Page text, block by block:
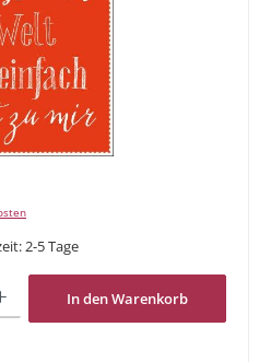
2-5 Tage
Wert ein oder benutze die Schaltflächen um
In den Warenkorb